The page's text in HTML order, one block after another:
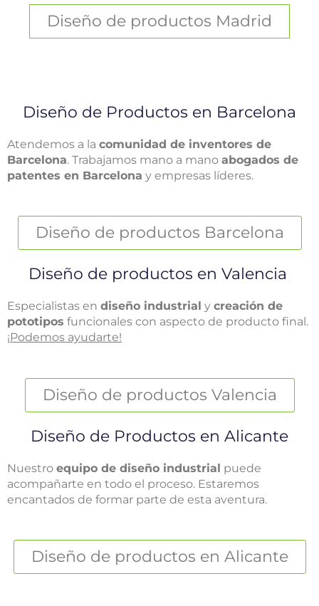
Diseño de productos Madrid
Diseño de Productos en Barcelona
Atendemos a la comunidad de inventores de
Barcelona. Trabajamos mano a mano abogados de
patentes en Barcelona y empresas líderes.
Diseño de productos Barcelona
Diseño de productos en Valencia
Especialistas en diseño industrial y creación de
pototipos funcionales con aspecto de producto final.
¡Podemos ayudarte!
Diseño de productos Valencia
Diseño de Productos en Alicante
Nuestro equipo de diseño industrial puede
acompañarte en todo el proceso. Estaremos
encantados de formar parte de esta aventura.
Diseño de productos en Alicante